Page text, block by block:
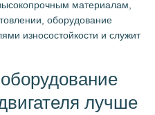
материалам,
оборудование
износостойкости и служит
лучше